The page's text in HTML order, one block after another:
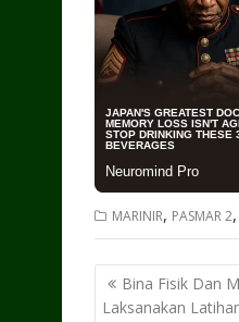
MARINIR, PASMAR 2,
Post
navigation
Bina Fisik Dan
Laksanakan